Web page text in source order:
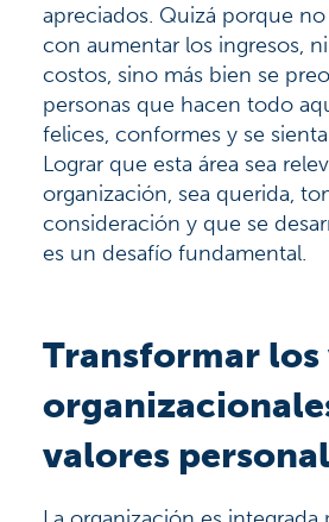
apreciados. Quizá porque
con aumentar los ingresos,
costos, sino más bien se
personas que hacen todo
felices, conformes y se
Lograr que esta área sea
organización, sea querida,
consideración y que se
es un desafío fundamental.
Transformar los
valores